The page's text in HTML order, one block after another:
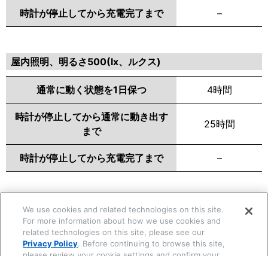
時計が停止してから充電完了まで –
屋内照明、明るさ500(lx、ルクス)
通常に動く状態を1日保つ 4時間
時計が停止してから通常に動き出す
まで
25時間
時計が停止してから充電完了まで –
関連する項目
効率よく充電するために
We use cookies and related technologies on this site.
For more information about how we use cookies and
related technologies on this site, please see our
Privacy Policy. Before continuing to browse this site,